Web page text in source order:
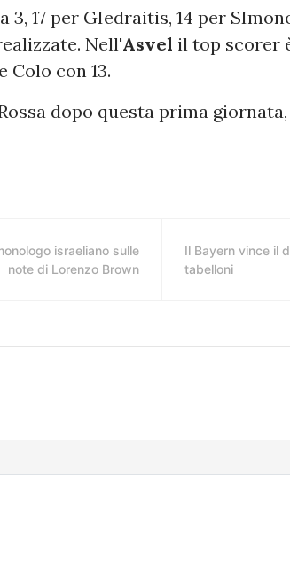
3, 17 per GIedraitis, 14 per
Nell'Asvel il top scorer
Colo con 13.
dopo questa prima
israeliano sulle
note di Lorenzo Brown
Il Bayern vince il
tabelloni